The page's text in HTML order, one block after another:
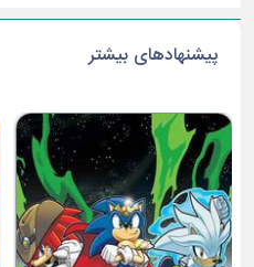
پیشنهادهای بیشتر